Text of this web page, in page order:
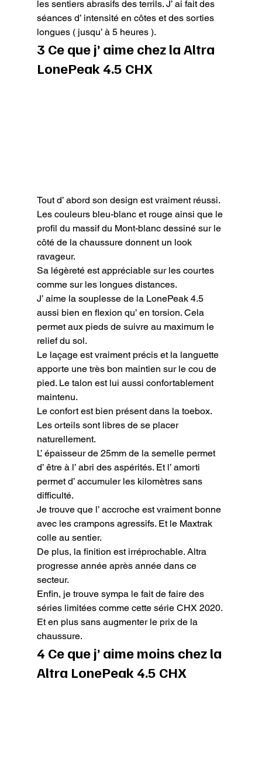
les sentiers abrasifs des terrils. J’ ai fait des
séances d’ intensité en côtes et des sorties
longues ( jusqu’ à 5 heures ).
3 Ce que j’ aime chez la Altra
LonePeak 4.5 CHX
Tout d’ abord son design est vraiment réussi.
Les couleurs bleu-blanc et rouge ainsi que le
profil du massif du Mont-blanc dessiné sur le
côté de la chaussure donnent un look
ravageur.
Sa légèreté est appréciable sur les courtes
comme sur les longues distances.
J’ aime la souplesse de la LonePeak 4.5
aussi bien en flexion qu’ en torsion. Cela
permet aux pieds de suivre au maximum le
relief du sol.
Le laçage est vraiment précis et la languette
apporte une très bon maintien sur le cou de
pied. Le talon est lui aussi confortablement
maintenu.
Le confort est bien présent dans la toebox.
Les orteils sont libres de se placer
naturellement.
L’ épaisseur de 25mm de la semelle permet
d’ être à l’ abri des aspérités. Et l’ amorti
permet d’ accumuler les kilomètres sans
difficulté.
Je trouve que l’ accroche est vraiment bonne
avec les crampons agressifs. Et le Maxtrak
colle au sentier.
De plus, la finition est irréprochable. Altra
progresse année après année dans ce
secteur.
Enfin, je trouve sympa le fait de faire des
séries limitées comme cette série CHX 2020.
Et en plus sans augmenter le prix de la
chaussure.
4 Ce que j’ aime moins chez la
Altra LonePeak 4.5 CHX